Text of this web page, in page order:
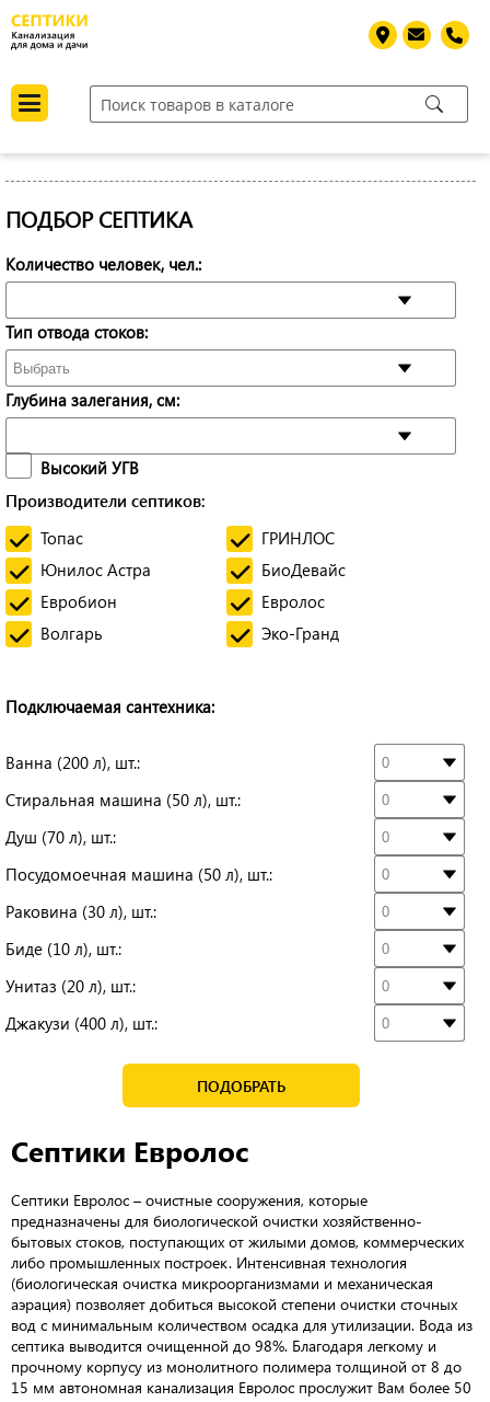
ПОДБОР СЕПТИКА
Количество человек, чел.:
Тип отвода стоков:
Глубина залегания, см:
Высокий УГВ
Производители септиков:
Топас
ГРИНЛОС
Юнилос Астра
БиоДевайс
Евробион
Евролос
Волгарь
Эко-Гранд
Подключаемая сантехника:
Ванна (200 л), шт.:
Стиральная машина (50 л), шт.:
Душ (70 л), шт.:
Посудомоечная машина (50 л), шт.:
Раковина (30 л), шт.:
Биде (10 л), шт.:
Унитаз (20 л), шт.:
Джакузи (400 л), шт.:
ПОДОБРАТЬ
Септики Евролос
Септики Евролос – очистные сооружения, которые
предназначены для биологической очистки хозяйственно-
бытовых стоков, поступающих от жилыми домов, коммерческих
либо промышленных построек. Интенсивная технология
(биологическая очистка микроорганизмами и механическая
аэрация) позволяет добиться высокой степени очистки сточных
вод с минимальным количеством осадка для утилизации. Вода из
септика выводится очищенной до 98%. Благодаря легкому и
прочному корпусу из монолитного полимера толщиной от 8 до
15 мм автономная канализация Евролос прослужит Вам более 50